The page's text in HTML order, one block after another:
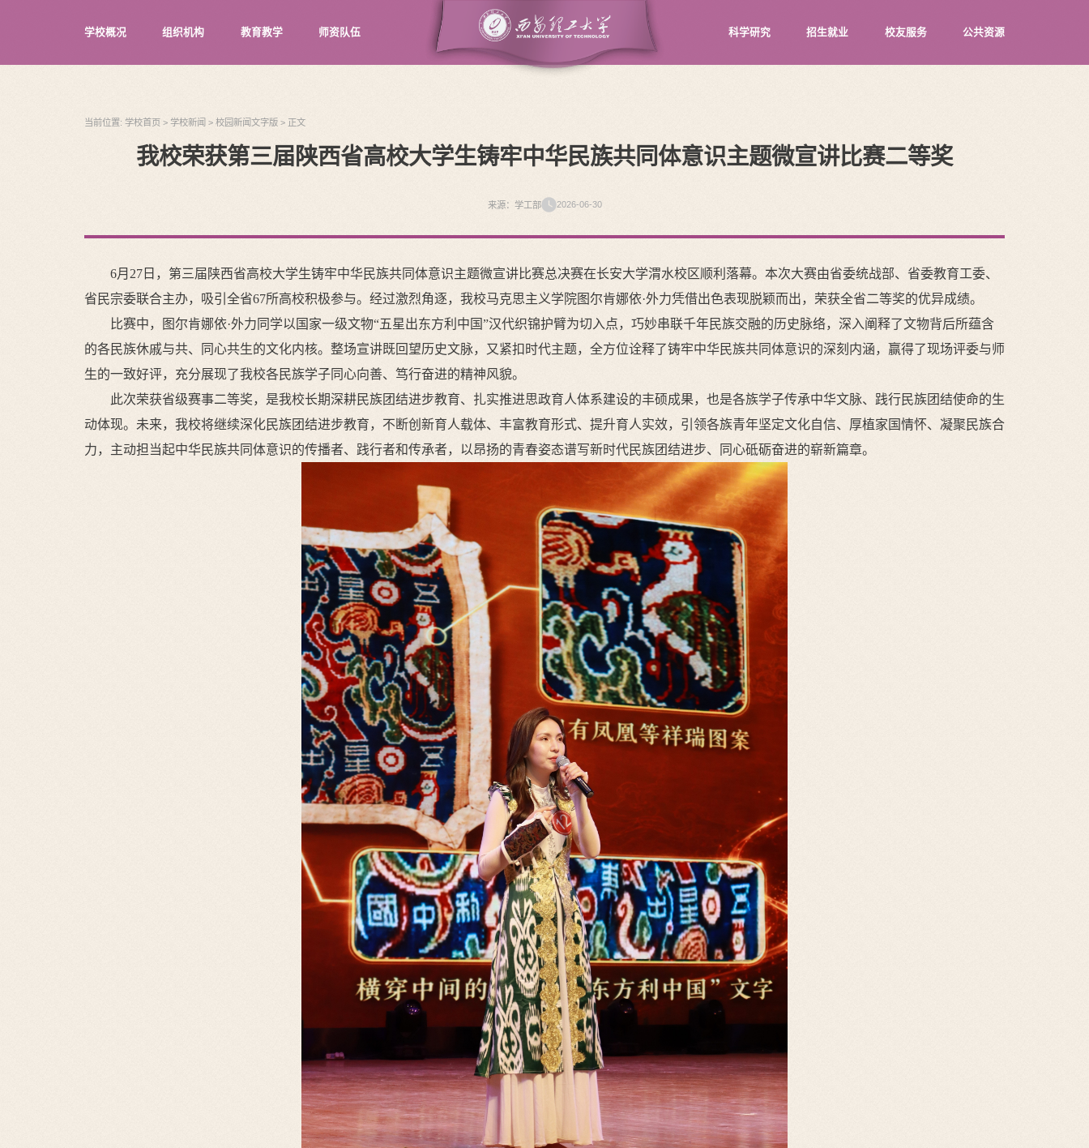
学校概况 组织机构 教育教学 师资队伍 科学研究 招生就业 校友服务 公共资源
当前位置: 学校首页 > 学校新闻 > 校园新闻文字版 > 正文
我校荣获第三届陕西省高校大学生铸牢中华民族共同体意识主题微宣讲比赛二等奖
来源：学工部 2026-06-30
6月27日，第三届陕西省高校大学生铸牢中华民族共同体意识主题微宣讲比赛总决赛在长安大学渭水校区顺利落幕。本次大赛由省委统战部、省委教育工委、
省民宗委联合主办，吸引全省67所高校积极参与。经过激烈角逐，我校马克思主义学院图尔肯娜依·外力凭借出色表现脱颖而出，荣获全省二等奖的优异成绩。
比赛中，图尔肯娜依·外力同学以国家一级文物“五星出东方利中国”汉代织锦护臂为切入点，巧妙串联千年民族交融的历史脉络，深入阐释了文物背后所蕴含
的各民族休戚与共、同心共生的文化内核。整场宣讲既回望历史文脉，又紧扣时代主题，全方位诠释了铸牢中华民族共同体意识的深刻内涵，赢得了现场评委与师
生的一致好评，充分展现了我校各民族学子同心向善、笃行奋进的精神风貌。
此次荣获省级赛事二等奖，是我校长期深耕民族团结进步教育、扎实推进思政育人体系建设的丰硕成果，也是各族学子传承中华文脉、践行民族团结使命的生
动体现。未来，我校将继续深化民族团结进步教育，不断创新育人载体、丰富教育形式、提升育人实效，引领各族青年坚定文化自信、厚植家国情怀、凝聚民族合
力，主动担当起中华民族共同体意识的传播者、践行者和传承者，以昂扬的青春姿态谱写新时代民族团结进步、同心砥砺奋进的崭新篇章。